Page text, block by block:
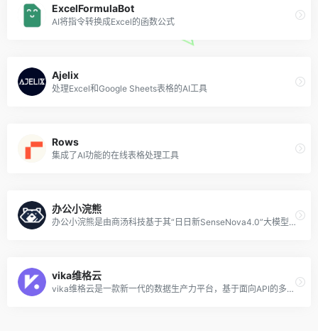
ExcelFormulaBot
AI将指令转换成Excel的函数公式
Ajelix
处理Excel和Google Sheets表格的AI工具
Rows
集成了AI功能的在线表格处理工具
办公小浣熊
办公小浣熊是由商汤科技基于其“日日新SenseNova4.0”大模型能力推出的一款新型AI数据分析工具，旨在简化数据分析过程，无需编程或复杂操作即可使用。用户可以通过自然语言输入来描述他们的数据分析需求，办公小浣熊能够理解并执行这些需求，自动将数据转化为有意义的分析结果和可视化图表。
vika维格云
vika维格云是一款新一代的数据生产力平台，基于面向API的多维表格，集成了电子表格和数据库的功能，允许用户将表格数据训练成AI客服、AI线索收集器、数据分析师等智能工具。